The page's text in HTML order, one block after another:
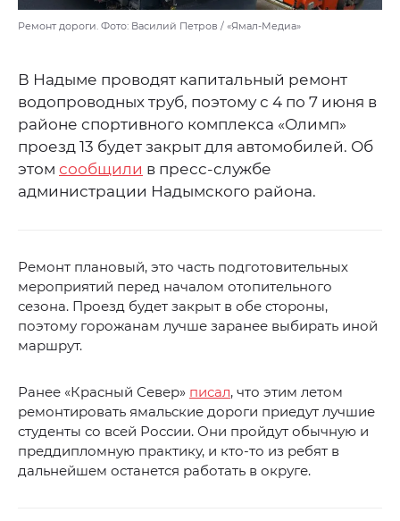
Ремонт дороги. Фото: Василий Петров / «Ямал-Медиа»
В Надыме проводят капитальный ремонт
водопроводных труб, поэтому с 4 по 7 июня в
районе спортивного комплекса «Олимп»
проезд 13 будет закрыт для автомобилей. Об
этом сообщили в пресс-службе
администрации Надымского района.
Ремонт плановый, это часть подготовительных
мероприятий перед началом отопительного
сезона. Проезд будет закрыт в обе стороны,
поэтому горожанам лучше заранее выбирать иной
маршрут.
Ранее «Красный Север» писал, что этим летом
ремонтировать ямальские дороги приедут лучшие
студенты со всей России. Они пройдут обычную и
преддипломную практику, и кто-то из ребят в
дальнейшем останется работать в округе.